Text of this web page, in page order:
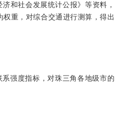
和社会发展统计公报》等资料，
重，对综合交通进行测算，得出
强度指标，对珠三角各地级市的